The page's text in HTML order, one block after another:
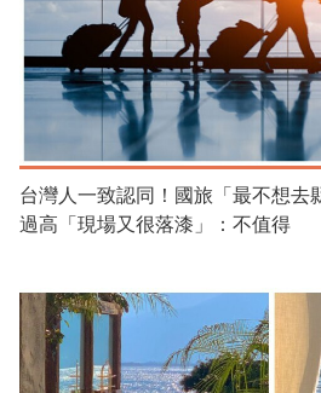
台灣人一致認同！國旅「最不想
過高「現場又很落漆」：不值得